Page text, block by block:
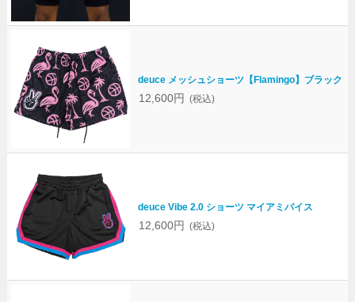
deuce メッシュショーツ【Flamingo】ブラック
12,600円 (税込)
deuce Vibe 2.0 ショーツ マイアミバイス
12,600円 (税込)